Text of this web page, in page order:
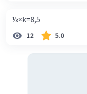
⅓×k=8,5
12 5.0